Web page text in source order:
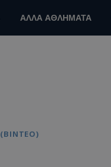
ΑΛΛΑ ΑΘΛΗΜΑΤΑ
(ΒΙΝΤΕΟ)